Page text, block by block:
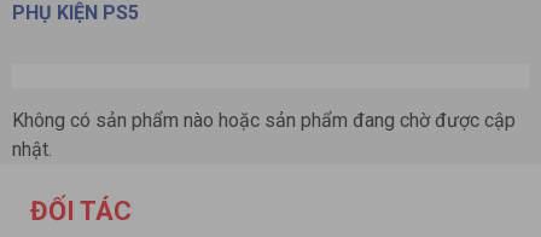
PHỤ KIỆN PS5
Không có sản phẩm nào hoặc sản phẩm đang chờ được cập
nhật.
ĐỐI TÁC